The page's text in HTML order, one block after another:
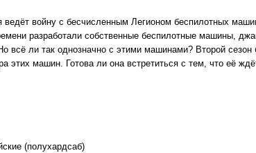
ведёт войну с бесчисленным Легионом беспилотных
разработали собственные беспилотные машины,
всё ли так однозначно с этими машинами? Второй
этих машин. Готова ли она встретиться с тем, что её
(полухардсаб)